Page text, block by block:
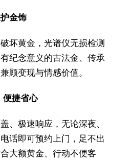
金饰
坏黄金，光谱仪无损检测
纪念意义的古法金、传承
顾变现与情感价值。
便捷省心
、极速响应，无论深夜、
话即可预约上门，足不出
大额黄金、行动不便客